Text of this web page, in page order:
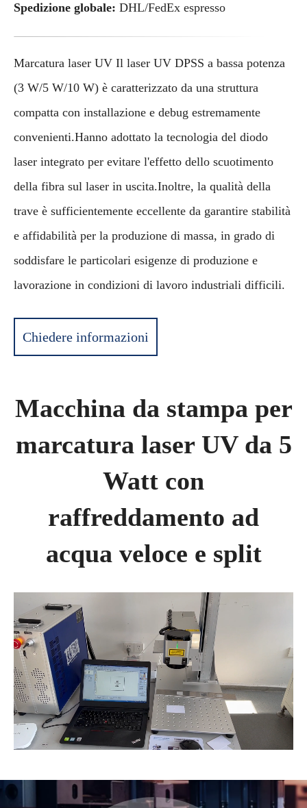
Spedizione globale: DHL/FedEx espresso
Marcatura laser UV Il laser UV DPSS a bassa potenza
(3 W/5 W/10 W) è caratterizzato da una struttura
compatta con installazione e debug estremamente
convenienti.Hanno adottato la tecnologia del diodo
laser integrato per evitare l'effetto dello scuotimento
della fibra sul laser in uscita.Inoltre, la qualità della
trave è sufficientemente eccellente da garantire stabilità
e affidabilità per la produzione di massa, in grado di
soddisfare le particolari esigenze di produzione e
lavorazione in condizioni di lavoro industriali difficili.
Chiedere informazioni
Macchina da stampa per
marcatura laser UV da 5
Watt con
raffreddamento ad
acqua veloce e split